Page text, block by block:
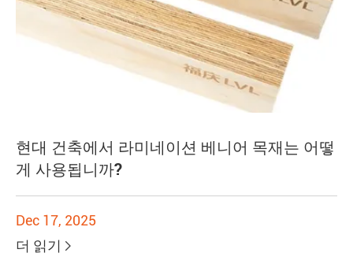
현대 건축에서 라미네이션 베니어 목재는 어떻
게 사용됩니까?
Dec 17, 2025
더 읽기 